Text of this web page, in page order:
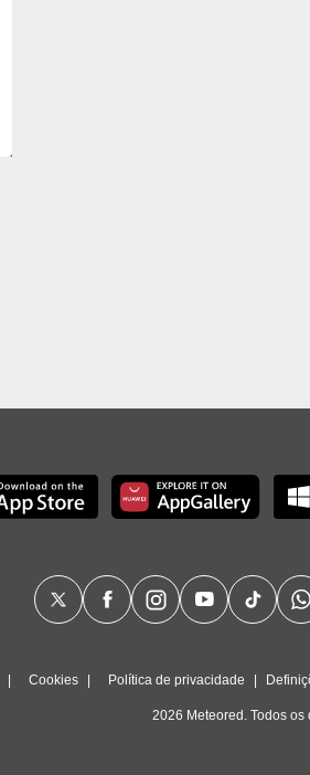
Cookies Política de privacidade
2026 Meteored. Todos